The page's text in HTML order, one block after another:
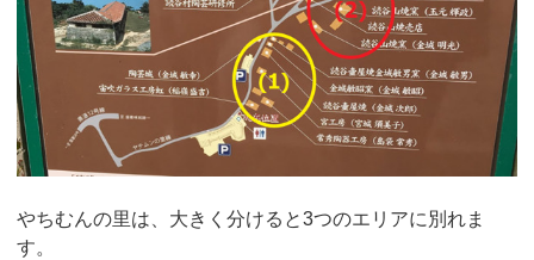
やちむんの里は、大きく分けると3つのエリアに別れま
す。